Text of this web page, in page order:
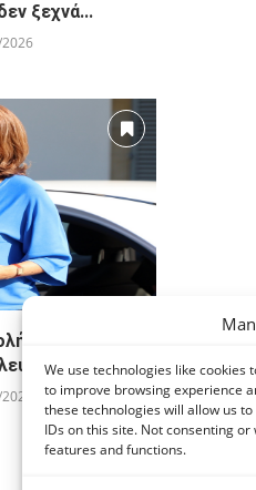
We use technologies like cookies
to improve browsing experience
these technologies will allow us
IDs on this site. Not consenting
features and functions.
ξεχνά...
της κ. Ολγκίν
και τα...